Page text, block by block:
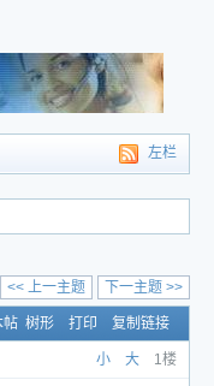
左栏
下一主题 >>
<< 上一主题
帖 树形 打印 复制链接
小 大 1楼